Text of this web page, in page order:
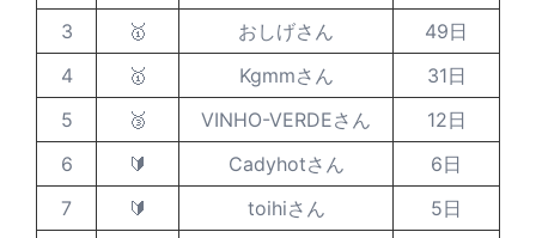
3
🥇 おしげさん
49日
4
🥇 Kgmmさん
31日
5
🥉 VINHO-VERDEさん
12日
6
🔰 Cadyhotさん
6日
7
🔰 toihiさん
5日